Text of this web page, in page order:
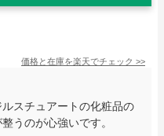
価格と在庫を楽天でチェック >>
スチュアートの化粧品の
うのが心強いです。